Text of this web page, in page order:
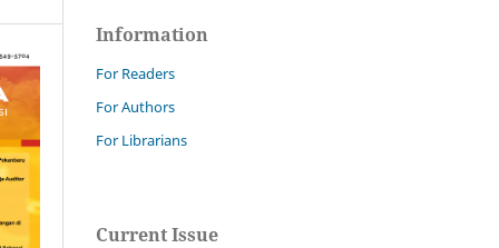
Information
For Readers
For Authors
For Librarians
Current Issue